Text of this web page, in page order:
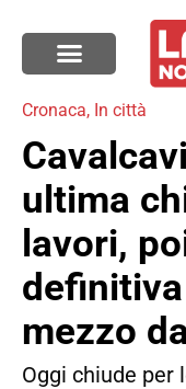
Cronaca, In città
ultima
lavori,
mezzo
Oggi chiude per